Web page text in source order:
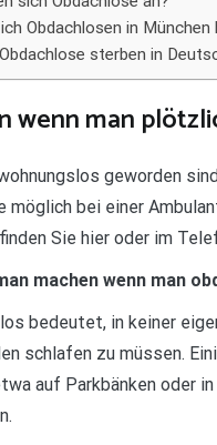
Obdachlosen in München
sterben in
wenn man
geworden
möglich bei einer
Sie hier oder im
machen wenn man
bedeutet, in keiner
schlafen zu müssen.
auf Parkbänken oder